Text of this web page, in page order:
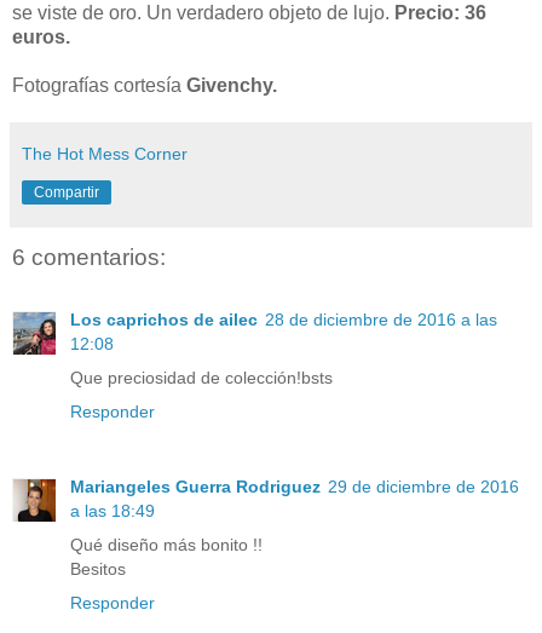
se viste de oro. Un verdadero objeto de lujo. Precio: 36
euros.
Fotografías cortesía Givenchy.
The Hot Mess Corner
Compartir
6 comentarios:
Los caprichos de ailec 28 de diciembre de 2016 a las
12:08
Que preciosidad de colección!bsts
Responder
Mariangeles Guerra Rodriguez 29 de diciembre de 2016
a las 18:49
Qué diseño más bonito !!
Besitos
Responder